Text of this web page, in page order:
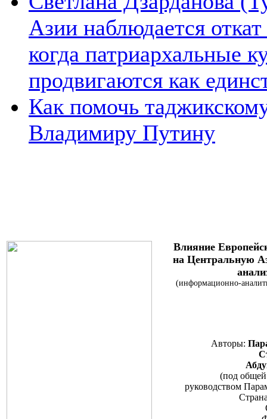
Азии наблюдается
когда патриархальные
продвигаются как
Как помочь
Владимиру Путину
Влияние
на Центральную
(информационно-
Авторы:
(под
руководством